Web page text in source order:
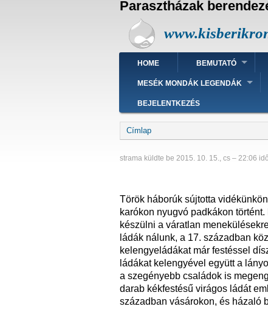
Parasztházak
HOME BEMUTATÓ
MESÉK MONDÁK LEGENDÁK
Felhasználói
menüje
BEJELENTKEZÉS
Morzsa
Címlap
strama küldte be 2015. 10. 15., cs – 22:06
Török háborúk sújtotta
karókon nyugvó padkákon
készülni a váratlan
ládák nálunk, a 17. században
kelengyeládákat már festéssel
ládákat kelengyével együtt a
a szegényebb családok is
darab kékfestésű virágos ládát
században vásárokon, és házaló